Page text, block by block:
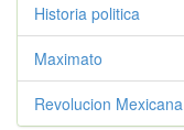
Historia politica
Maximato
Revolucion Mexicana